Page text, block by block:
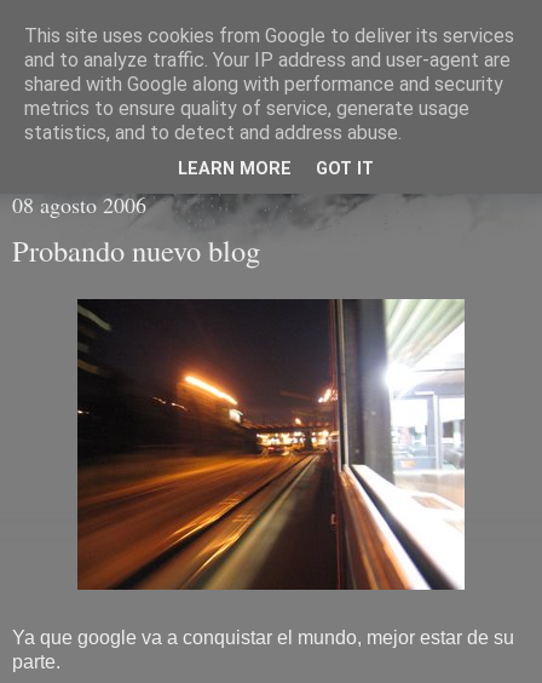
CR V Blog
blog.crvnet.es :: Pa contarlo, que luego se me olvida
08 agosto 2006
Probando nuevo blog
Ya que google va a conquistar el mundo, mejor estar de su
parte.
This site uses cookies from Google to deliver its services
and to analyze traffic. Your IP address and user-agent are
shared with Google along with performance and security
metrics to ensure quality of service, generate usage
statistics, and to detect and address abuse.
LEARN MORE GOT IT